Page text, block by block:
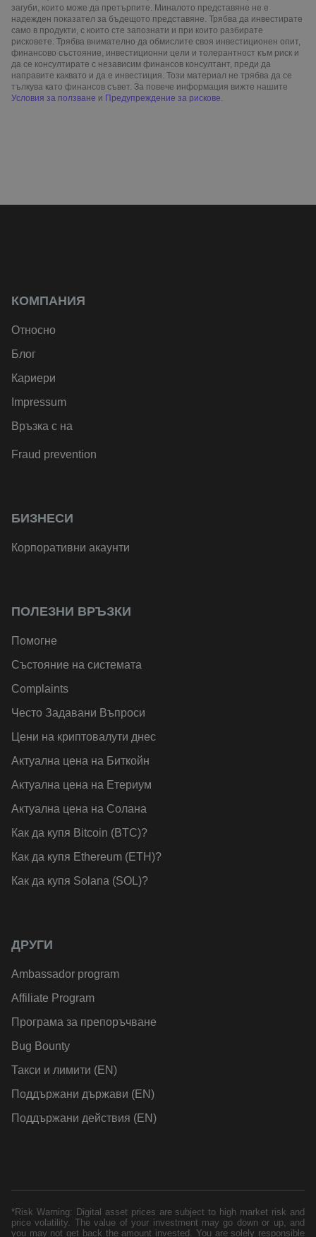
загуби, които може да претърпите. Миналото представяне не е
надежден показател за бъдещото представяне. Трябва да инвестирате
само в продукти, с които сте запознати и при които разбирате
рисковете. Трябва внимателно да обмислите своя инвестиционен опит,
финансово състояние, инвестиционни цели и толерантност към риск и
да се консултирате с независим финансов консултант, преди да
направите каквато и да е инвестиция. Този материал не трябва да се
тълкува като финансов съвет. За повече информация вижте нашите
Условия за ползване и Предупреждение за рискове.
КОМПАНИЯ
Относно
Блог
Кариери
Impressum
Връзка с на
Fraud prevention
БИЗНЕСИ
Корпоративни акаунти
ПОЛЕЗНИ ВРЪЗКИ
Помогне
Състояние на системата
Complaints
Често Задавани Въпроси
Цени на криптовалути днес
Актуална цена на Биткойн
Актуална цена на Етериум
Актуална цена на Солана
Как да купя Bitcoin (BTC)?
Как да купя Ethereum (ETH)?
Как да купя Solana (SOL)?
ДРУГИ
Ambassador program
Affiliate Program
Програма за препоръчване
Bug Bounty
Такси и лимити (EN)
Поддържани държави (EN)
Поддържани действия (EN)
*Risk Warning: Digital asset prices are subject to high market risk and
price volatility. The value of your investment may go down or up, and
you may not get back the amount invested. You are solely responsible